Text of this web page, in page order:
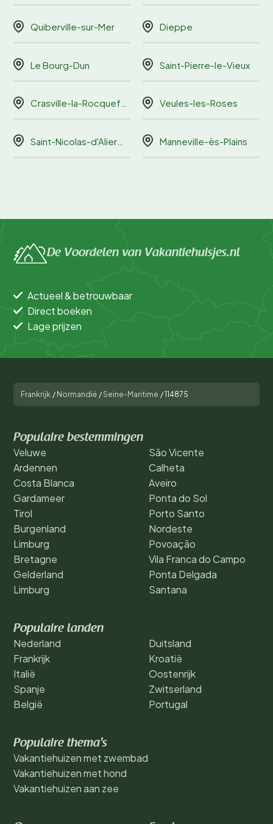
Quiberville-sur-Mer Dieppe
Le Bourg-Dun Saint-Pierre-le-Vieux
Crasville-la-Rocquefort Veules-les-Roses
Saint-Nicolas-d'Aliermont Manneville-ès-Plains
De Voordelen van Vakantiehuisjes.nl
Actueel & betrouwbaar
Direct boeken
Lage prijzen
Frankrijk / Normandië /Seine-Maritime /114875
Populaire bestemmingen
Veluwe
Ardennen
Costa Blanca
Gardameer
Tirol
Burgenland
Limburg
Bretagne
Gelderland
Limburg
São Vicente
Calheta
Aveiro
Ponta do Sol
Porto Santo
Nordeste
Povoação
Vila Franca do Campo
Ponta Delgada
Santana
Populaire landen
Nederland
Frankrijk
Italië
Spanje
België
Duitsland
Kroatië
Oostenrijk
Zwitserland
Portugal
Populaire thema's
Vakantiehuizen met zwembad
Vakantiehuizen met hond
Vakantiehuizen aan zee